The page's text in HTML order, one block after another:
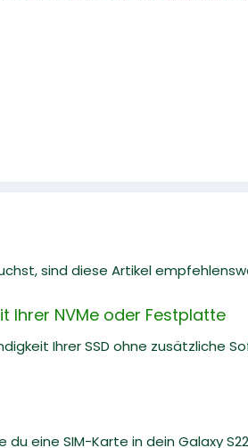
sind diese Artikel
Ihrer NVMe oder Festplatte
Ihrer SSD ohne zusätzliche
du eine SIM-Karte in dein Galaxy